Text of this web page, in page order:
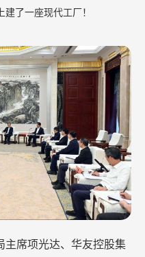
释放 华友钴业2025净利润
建了一座现代工厂！